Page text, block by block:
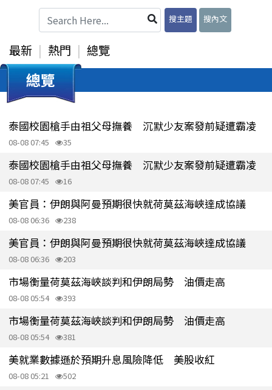
搜主題 搜內文
最新 熱門 總覽
總覽
泰國校園槍手由祖父母撫養 沉默少友案發前疑遭霸凌
08-08 07:45 35
泰國校園槍手由祖父母撫養 沉默少友案發前疑遭霸凌
08-08 07:45 16
美官員：伊朗與阿曼預期很快就荷莫茲海峽達成協議
08-08 06:36 238
美官員：伊朗與阿曼預期很快就荷莫茲海峽達成協議
08-08 06:36 203
市場衡量荷莫茲海峽談判和伊朗局勢 油價走高
08-08 05:54 393
市場衡量荷莫茲海峽談判和伊朗局勢 油價走高
08-08 05:54 381
美就業數據遜於預期升息風險降低 美股收紅
08-08 05:21 502